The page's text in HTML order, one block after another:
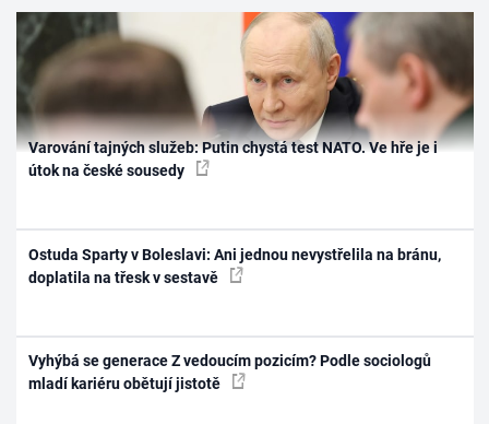
Varování tajných služeb: Putin chystá test NATO. Ve hře je i
útok na české sousedy
Ostuda Sparty v Boleslavi: Ani jednou nevystřelila na bránu,
doplatila na třesk v sestavě
Vyhýbá se generace Z vedoucím pozicím? Podle sociologů
mladí kariéru obětují jistotě